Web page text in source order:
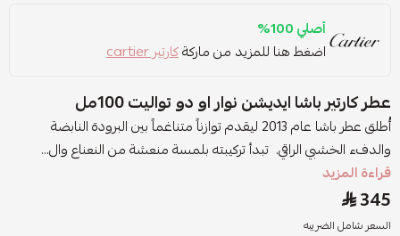
أصلي 100%
اضغط هنا للمزيد من ماركةكارتير cartier
عطر كارتير باشا ايديشن نوار او دو تواليت 100مل
أُطلق عطر باشا عام 2013 ليقدم توازناً متناغماً بين البرودة النابضة
والدفء الخشبي الراقي. تبدأ تركيبته بلمسة منعشة من النعناع وال...
قراءة المزيد
345
السعر شامل الضريبه